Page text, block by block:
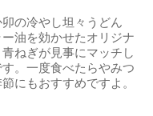
の冷やし坦々うどん
油を効かせたオリジナ
ねぎが見事にマッチし
。一度食べたらやみつ
にもおすすめですよ。